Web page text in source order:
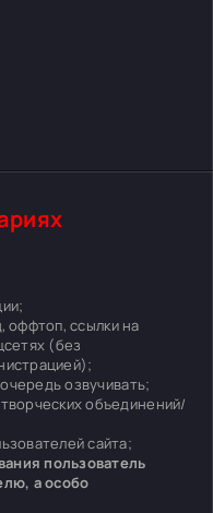
оффтоп, ссылки на
(без
озвучивать;
объединений/
сайта;
пользователь
а особо